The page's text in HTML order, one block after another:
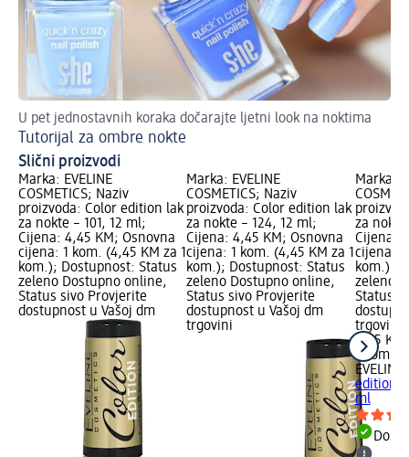
U pet jednostavnih koraka dočarajte ljetni look na noktima
Tutorijal za ombre nokte
Slični proizvodi
Marka: EVELINE
COSMETICS; Naziv
proizvoda: Color edition lak
za nokte – 101, 12 ml;
Cijena: 4,45 KM; Osnovna
cijena: 1 kom. (4,45 KM za 1
kom.); Dostupnost: Status
zeleno Dostupno online,
Status sivo Provjerite
dostupnost u Vašoj dm
Marka: EVELINE
COSMETICS; Naziv
proizvoda: Color edition lak
za nokte – 124, 12 ml;
Cijena: 4,45 KM; Osnovna
cijena: 1 kom. (4,45 KM za 1
kom.); Dostupnost: Status
zeleno Dostupno online,
Status sivo Provjerite
dostupnost u Vašoj dm
trgovini
Marka:
za
Cijena:
cijena: 1
kom.);
zeleno
Status
trgovini
4,45 KM
1 kom.
EVELINE
edition
ml